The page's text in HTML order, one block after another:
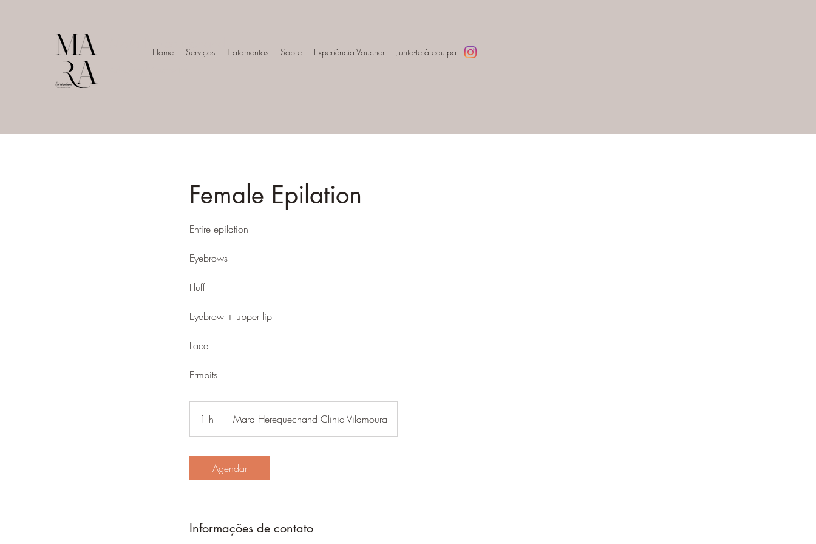
Home Serviços Tratamentos Sobre Experiência Voucher Junta-te à equipa
Female Epilation
Entire epilation
Eyebrows
Fluff
Eyebrow + upper lip
Face
1 h Mara Herequechand Clinic Vilamoura
Agendar
Informações de contato